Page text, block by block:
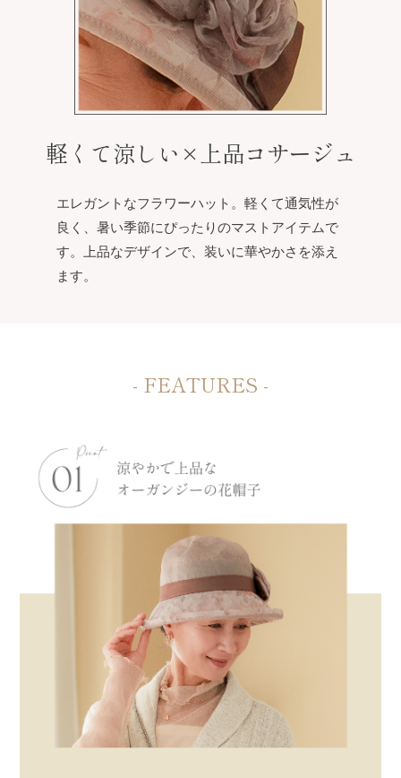
軽くて涼しい×上品コサージュ
エレガントなフラワーハット。軽くて通気性が
良く、暑い季節にぴったりのマストアイテムで
す。上品なデザインで、装いに華やかさを添え
ます。
- FEATURES -